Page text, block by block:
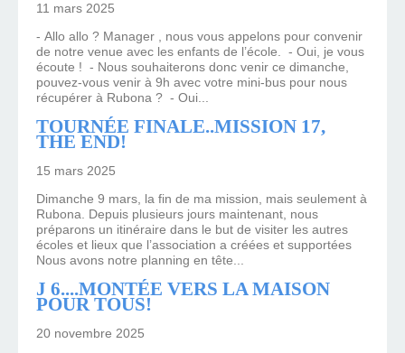
11 mars 2025
- Allo allo ? Manager , nous vous appelons pour convenir
de notre venue avec les enfants de l’école. - Oui, je vous
écoute ! - Nous souhaiterons donc venir ce dimanche,
pouvez-vous venir à 9h avec votre mini-bus pour nous
récupérer à Rubona ? - Oui...
TOURNÉE FINALE..MISSION 17,
THE END!
15 mars 2025
Dimanche 9 mars, la fin de ma mission, mais seulement à
Rubona. Depuis plusieurs jours maintenant, nous
préparons un itinéraire dans le but de visiter les autres
écoles et lieux que l’association a créées et supportées
Nous avons notre planning en tête...
J 6....MONTÉE VERS LA MAISON
POUR TOUS!
20 novembre 2025